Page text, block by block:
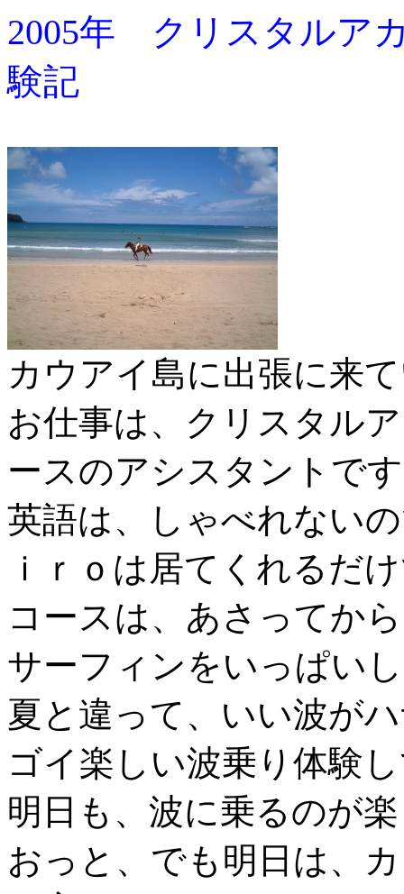
2005年 クリスタルア
験記
カウアイ島に出張に来
お仕事は、クリスタル
ースのアシスタントで
英語は、しゃべれない
ｉｒｏは居てくれるだ
コースは、あさってか
サーフィンをいっぱい
夏と違って、いい波が
ゴイ楽しい波乗り体験
明日も、波に乗るのが
おっと、でも明日は、